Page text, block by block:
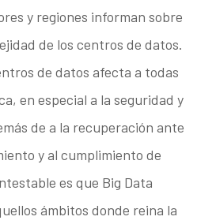
y regiones informan sobre
de los centros de datos.
de datos afecta a todas
en especial a la seguridad y
de a la recuperación ante
y al cumplimiento de
es que Big Data
ámbitos donde reina la